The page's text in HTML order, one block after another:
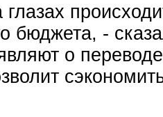
глазах
бюджета, -
о